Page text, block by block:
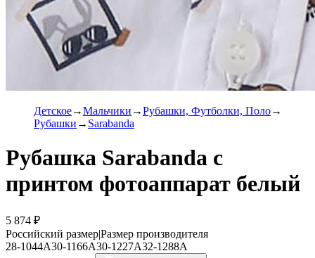
Детское Мальчики
Рубашки, Футболки, Поло
Рубашки
Sarabanda
Рубашка Sarabanda с
принтом фотоаппарат белый
5 874 ₽
Российский размер|Размер производителя
28-1044A30-1166A30-1227A32-1288A